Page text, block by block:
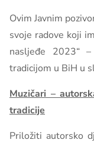
Ovim Javnim
svoje radove koji
nasljeđe 2023“
tradicijom u BiH u
Muzičari –
tradicije
Priložiti autorsko